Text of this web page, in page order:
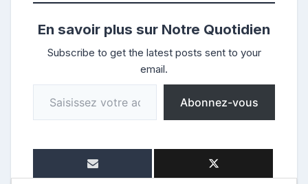
En savoir plus sur Notre Quotidien
Subscribe to get the latest posts sent to your
email.
Saisissez votre adresse e-mail…
Abonnez-vous